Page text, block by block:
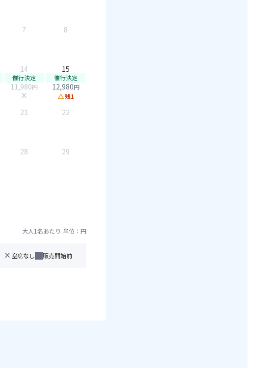
7 8
14
催行決定
11,980円
close
15
催行決定
12,980円
change_history残1
21 22
28 29
大人1名あたり 単位：円
close 空席なし 販売開始前